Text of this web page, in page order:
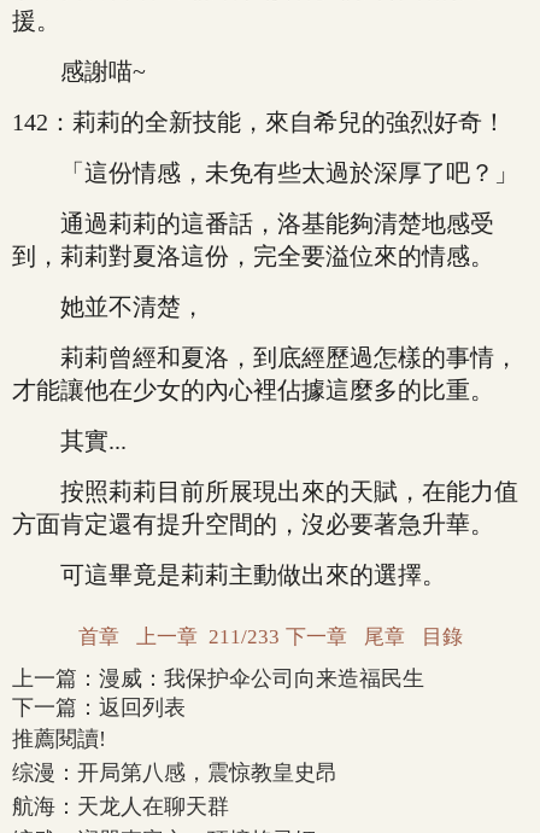
援。
感謝喵~
142：莉莉的全新技能，來自希兒的強烈好奇！
「這份情感，未免有些太過於深厚了吧？」
通過莉莉的這番話，洛基能夠清楚地感受
到，莉莉對夏洛這份，完全要溢位來的情感。
她並不清楚，
莉莉曾經和夏洛，到底經歷過怎樣的事情，
才能讓他在少女的內心裡佔據這麼多的比重。
其實...
按照莉莉目前所展現出來的天賦，在能力值
方面肯定還有提升空間的，沒必要著急升華。
可這畢竟是莉莉主動做出來的選擇。
首章 上一章 211/233 下一章 尾章 目錄
上一篇： 漫威：我保护伞公司向来造福民生
下一篇： 返回列表
推薦閱讀!
综漫：开局第八感，震惊教皇史昂
航海：天龙人在聊天群